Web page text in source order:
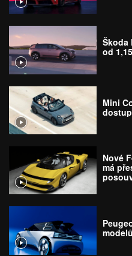
Škoda
od
Mini
Nové
má